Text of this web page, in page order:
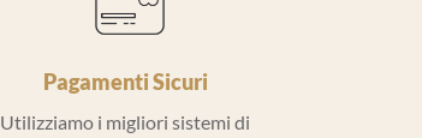
Pagamenti Sicuri
Utilizziamo i migliori sistemi di